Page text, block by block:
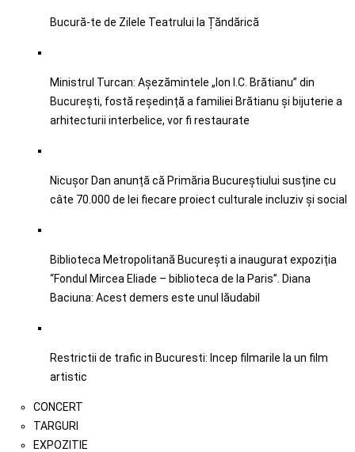
Bucură-te de Zilele Teatrului la Țăndărică
Ministrul Turcan: Așezămintele „Ion I.C. Brătianu” din
București, fostă reședință a familiei Brătianu și bijuterie a
arhitecturii interbelice, vor fi restaurate
Nicușor Dan anunță că Primăria Bucureștiului susține cu
câte 70.000 de lei fiecare proiect culturale incluziv şi social
Biblioteca Metropolitană București a inaugurat expoziția
“Fondul Mircea Eliade – biblioteca de la Paris”. Diana
Baciuna: Acest demers este unul lăudabil
Restrictii de trafic in Bucuresti: Incep filmarile la un film
artistic
CONCERT
TARGURI
EXPOZITIE